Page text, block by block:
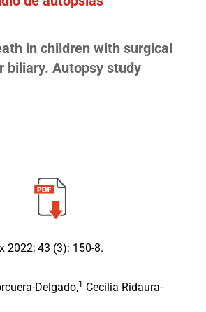
in children with surgical
biliary. Autopsy study
2022; 43 (3): 150-8.
Delgado,1 Cecilia Ridaura-